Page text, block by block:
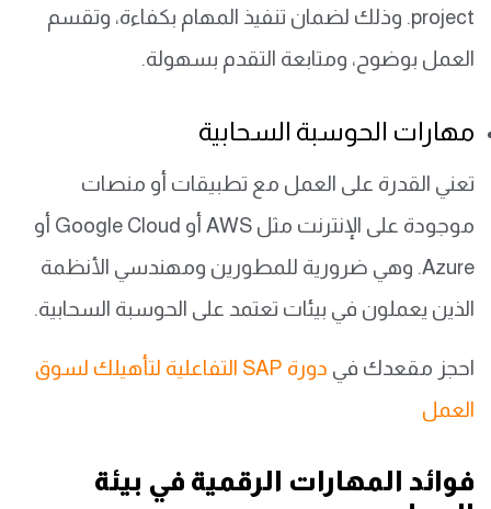
project. وذلك لضمان تنفيذ المهام بكفاءة، وتقسم
العمل بوضوح، ومتابعة التقدم بسهولة.
مهارات الحوسبة السحابية
تعني القدرة على العمل مع تطبيقات أو منصات
موجودة على الإنترنت مثل AWS أو Google Cloud أو
Azure. وهي ضرورية للمطورين ومهندسي الأنظمة
الذين يعملون في بيئات تعتمد على الحوسبة السحابية.
احجز مقعدك في
دورة SAP التفاعلية لتأهيلك لسوق
العمل
فوائد المهارات الرقمية في بيئة